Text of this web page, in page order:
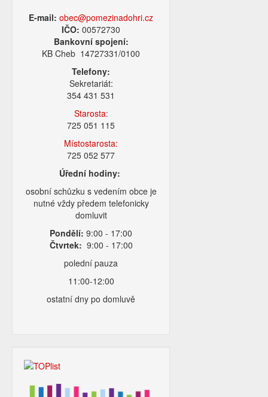
E-mail: obec@pomezinadohri.cz
IČO:00572730
Bankovní spojení:
KB Cheb 14727331/0100
Telefony:
Sekretariát:
354 431 531
Starosta:
725 051 115
Místostarosta:
725 052 577
Úřední hodiny:
osobní schůzku s vedením obce je
nutné vždy předem telefonicky
domluvit
Pondělí: 9:00 - 17:00
Čtvrtek: 9:00 - 17:00
polední pauza
11:00-12:00
ostatní dny po domluvě